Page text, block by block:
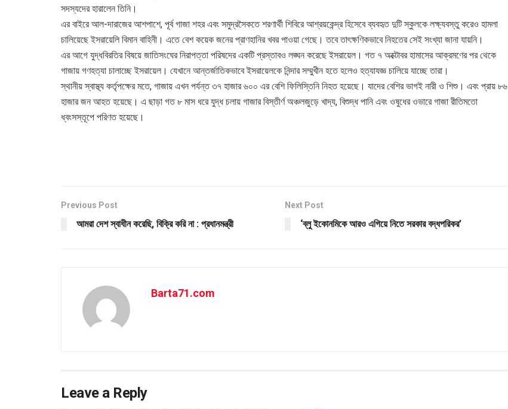
সদস্যদের হারালেন তিনি।
এর বাইরে আল-দারাজের আশপাশে, পূর্ব গাজা শহর এবং সমুদ্রসৈকতে শরণার্থী শিবিরে আশ্রয়কেন্দ্র হিসেবে ব্যবহৃত দুটি স্কুলকে লক্ষ্যবস্তু করেও হামলা
চালিয়েছে ইসরায়েলি বিমান বাহিনী। এতে বেশ কয়েক জনের প্রাণহানির খবর পাওয়া গেছে। তবে তাৎক্ষণিকভাবে নিহতের সেই সংখ্যা জানা যায়নি।
এর আগে যুদ্ধবিরতির বিষয়ে জাতিসংঘের নিরাপত্তা পরিষদের একটি প্রস্তাবও লঙ্ঘন করেছে ইসরায়েল। গত ৭ অক্টোবর হামাসের আক্রমণের পর থেকে
গাজায় গণহত্যা চালাচ্ছে ইসরায়েল। যেখানে আন্তর্জাতিকভাবে ইসরায়েলকে নিন্দার সম্মুখীন হতে হলেও হত্যাযজ্ঞ চালিয়ে যাচ্ছে তারা।
স্থানীয় স্বাস্থ্য কর্তৃপক্ষের মতে, গাজায় এখন পর্যন্ত ৩৭ হাজার ৬০০ এর বেশি ফিলিস্তিনি নিহত হয়েছে। যাদের বেশির ভাগই নারী ও শিশু। এবং প্রায় ৮৬
হাজার জন আহত হয়েছে। এ ছাড়া গত ৮ মাস ধরে যুদ্ধ চলায় গাজার বিস্তীর্ণ অঞ্চলজুড়ে খাদ্য, বিশুদ্ধ পানি এবং ওষুধের ওভারে গাজা রীতিমতো
ধ্বংসস্তূপে পরিণত হয়েছে।
Previous Post
আমরা দেশ স্বাধীন করেছি, বিক্রি করি না : প্রধানমন্ত্রী
Next Post
‘ব্লু ইকোনমিকে আরও এগিয়ে নিতে সরকার বদ্ধপরিকর’
Barta71.com
Leave a Reply